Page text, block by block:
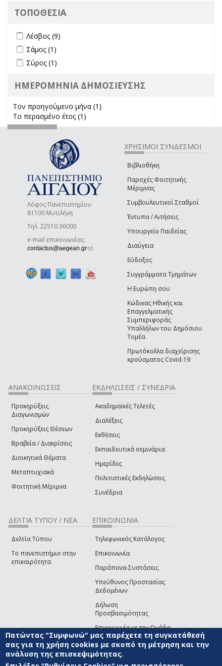
ΤΟΠΟΘΕΣΙΑ
Apply Λέσβος filter
Λέσβος (9)
Apply Σάμος filter
Σάμος (1)
Apply Σύρος filter
Σύρος (1)
ΗΜΕΡΟΜΗΝΙΑ ΔΗΜΟΣΙΕΥΣΗΣ
Τον προηγούμενο μήνα (1)
Το περασμένο έτος (1)
Λόφος Πανεπιστημίου
81100 Μυτιλήνη
Τηλ. 22510 36000
e-mail επικοινωνίας:
contactus@aegean.gr(link sends e-mail)
ΧΡΗΣΙΜΟΙ ΣΥΝΔΕΣΜΟΙ
Βιβλιοθήκη
Παροχές Φοιτητικής
Μέριμνας
Συμβουλευτικοί Σταθμοί
Έντυπα / Αιτήσεις
Υπουργείο Παιδείας
Διαύγεια
Εύδοξος
Συγγράμματα Τμημάτων
Η Ευρώπη σου
Κώδικας Ηθικής και
Επαγγελματικής
Συμπεριφοράς
Υπαλλήλων του Δημόσιου
Τομέα
Πρωτόκολλα διαχείρισης
κρούσματος Covid-19
ΑΝΑΚΟΙΝΩΣΕΙΣ
Προκηρύξεις
Διαγωνισμών
Προκηρύξεις Θέσεων
Βραβεία / Διακρίσεις
Διοικητικά Θέματα
Μεταπτυχιακά
Φοιτητική Μέριμνα
ΕΚΔΗΛΩΣΕΙΣ / ΣΥΝΕΔΡΙΑ
Ακαδημαϊκές Τελετές
Διαλέξεις
Εκθέσεις
Εκπαιδευτικά σεμινάρια
Ημερίδες
Πολιτιστικές Εκδηλώσεις
Συνέδρια
ΔΕΛΤΙΑ ΤΥΠΟΥ / ΝΕΑ
Δελτία Τύπου
Το πανεπιστήμιο στην
επικαιρότητα
ΕΠΙΚΟΙΝΩΝΙΑ
Τηλεφωνικός Κατάλογος
Επικοινωνία
Παράπονα-Συστάσεις
Υπεύθυνος Προστασίας
Δεδομένων
Δήλωση
Προσβασιμότητας
Επικοινωνία με την Ομάδα
Ανάπτυξης του site(link sends e-mail)
© ΠΑΝΕΠΙΣΤΗΜΙΟ ΑΙΓΑΙΟΥ ΟΡΟΙ ΧΡΗΣΗΣ
ΑΝΑΠΤΥΞΗΣ
Πατώντας "Συμφωνώ" μας παρέχετε τη συγκατάθεσή
σας για τη χρήση cookies με σκοπό τη μέτρηση και την
ανάλυση της επισκεψιμότητας.